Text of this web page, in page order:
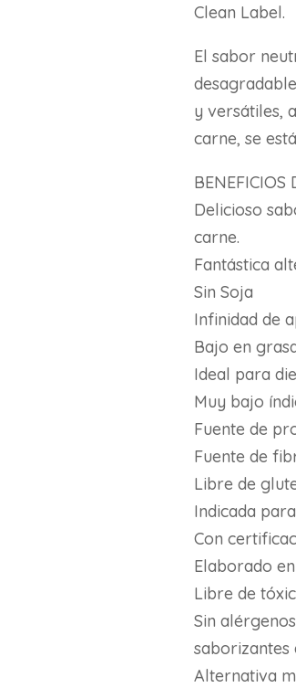
Clean Label.
El sabor
y versátiles,
carne, se
BENEFICIOS
Delicioso
carne.
Fantástica
Sin Soja
Infinidad de
Bajo en
Ideal para
Muy bajo
Fuente de
Fuente de
Libre de
Indicada
Con
Elaborado
Libre de
Sin
Alternativa